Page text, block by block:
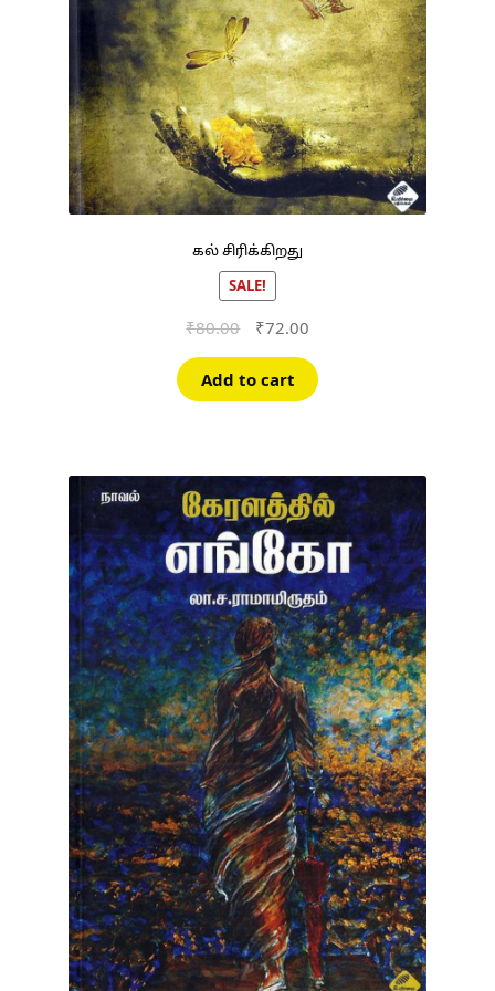
கல் சிரிக்கிறது
SALE!
₹80.00
Original
was:
₹80.00.
₹72.00Current
is:
₹72.00.
Add to cart